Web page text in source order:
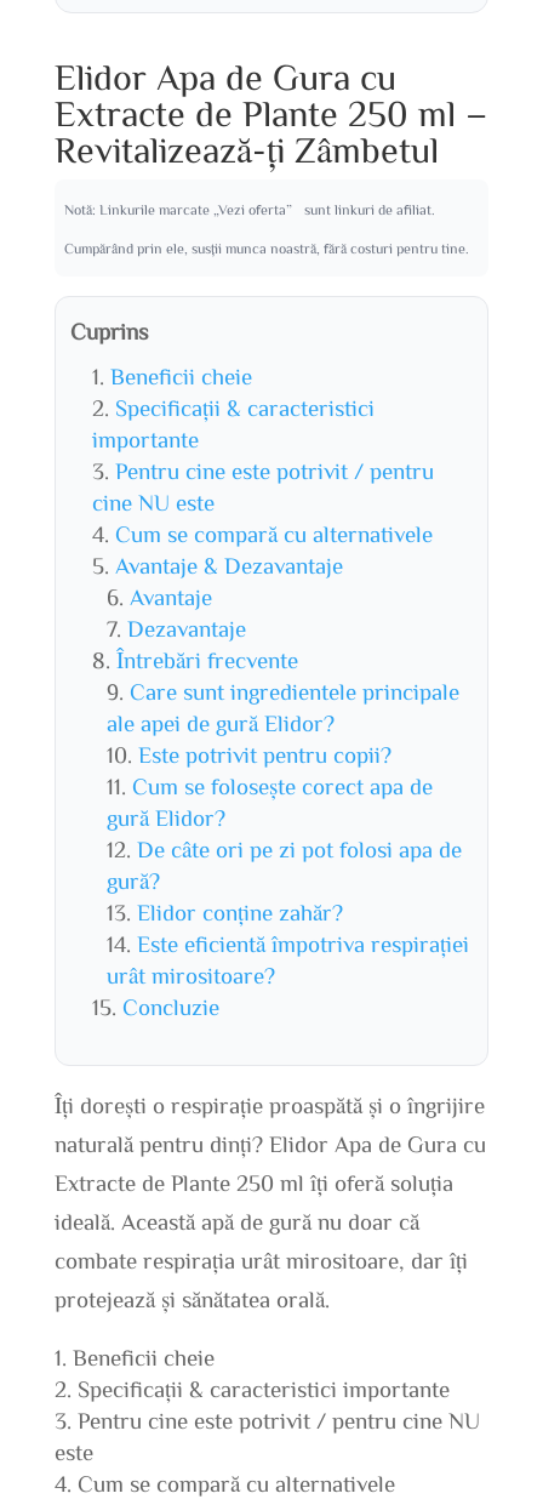
Elidor Apa de Gura cu
Extracte de Plante 250 ml –
Revitalizează-ți Zâmbetul
Notă: Linkurile marcate „Vezi oferta” sunt linkuri de afiliat.
Cumpărând prin ele, susții munca noastră, fără costuri pentru tine.
Cuprins
Beneficii cheie
Specificații & caracteristici
importante
Pentru cine este potrivit / pentru
cine NU este
Cum se compară cu alternativele
Avantaje & Dezavantaje
Avantaje
Dezavantaje
Întrebări frecvente
Care sunt ingredientele principale
ale apei de gură Elidor?
Este potrivit pentru copii?
Cum se folosește corect apa de
gură Elidor?
De câte ori pe zi pot folosi apa de
gură?
Elidor conține zahăr?
Este eficientă împotriva respirației
urât mirositoare?
Concluzie
Îți dorești o respirație proaspătă și o îngrijire
naturală pentru dinți? Elidor Apa de Gura cu
Extracte de Plante 250 ml îți oferă soluția
ideală. Această apă de gură nu doar că
combate respirația urât mirositoare, dar îți
protejează și sănătatea orală.
Beneficii cheie
Specificații & caracteristici importante
Pentru cine este potrivit / pentru cine NU
este
Cum se compară cu alternativele